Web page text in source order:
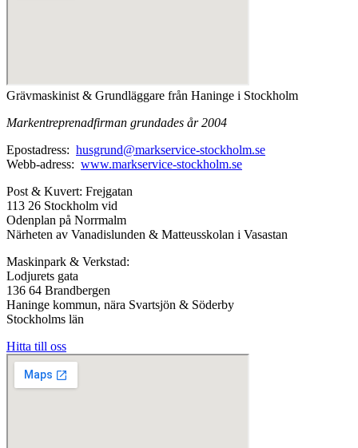
Grävmaskinist & Grundläggare från Haninge i Stockholm
Markentreprenadfirman grundades år 2004
Epostadress: husgrund@markservice-stockholm.se
Webb-adress: www.markservice-stockholm.se
Post & Kuvert: Frejgatan
113 26 Stockholm vid
Odenplan på Norrmalm
Närheten av Vanadislunden & Matteusskolan i Vasastan
Maskinpark & Verkstad:
Lodjurets gata
136 64 Brandbergen
Haninge kommun, nära Svartsjön & Söderby
Stockholms län
Hitta till oss